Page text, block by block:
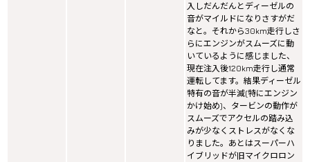
入しだんだんとディーゼルの
音がマイルドになりさすがだ
なと。それから30km走行しさ
らにエンジンがスムーズに動
いているように感じました、
現在注入後120km走行し通常
運転してます。結果ディーゼル
特有の音が半減(特にエンジン
かけ始め)、タービンの動作が
スムーズでアクセルの踏み込
みが少なくストレスがなくな
りました。あとはスーパーハ
イブリッドが旧マイクロロン